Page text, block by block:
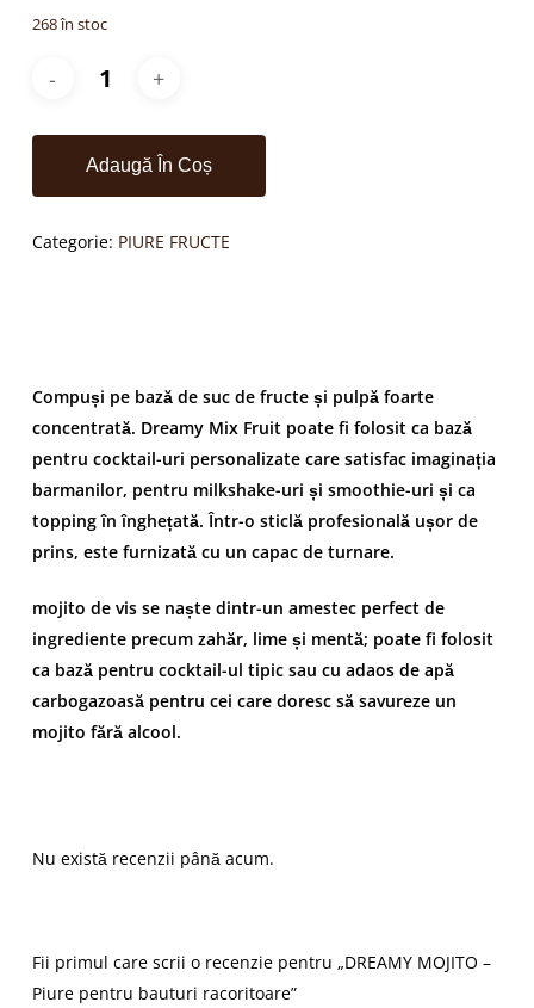
268 în stoc
Adaugă În Coș
Categorie: PIURE FRUCTE
Compuși pe bază de suc de fructe și pulpă foarte
concentrată. Dreamy Mix Fruit poate fi folosit ca bază
pentru cocktail-uri personalizate care satisfac imaginația
barmanilor, pentru milkshake-uri și smoothie-uri și ca
topping în înghețată. Într-o sticlă profesională ușor de
prins, este furnizată cu un capac de turnare.
mojito de vis se naște dintr-un amestec perfect de
ingrediente precum zahăr, lime și mentă; poate fi folosit
ca bază pentru cocktail-ul tipic sau cu adaos de apă
carbogazoasă pentru cei care doresc să savureze un
mojito fără alcool.
Nu există recenzii până acum.
Fii primul care scrii o recenzie pentru „DREAMY MOJITO –
Piure pentru bauturi racoritoare”